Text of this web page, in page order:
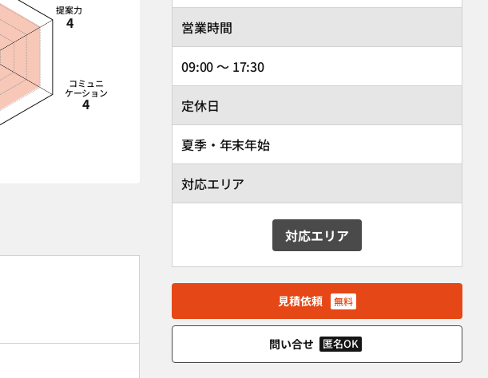
提案力
4
コミュニ
ケーション
4
営業時間
09:00 ～ 17:30
定休日
夏季・年末年始
対応エリア
対応エリア
見積依頼 無料
問い合せ 匿名OK